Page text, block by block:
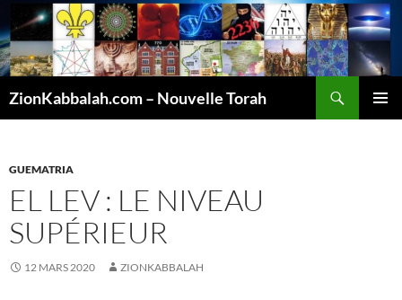
ZionKabbalah.com – Nouvelle Torah
GUEMATRIA
EL LEV : LE NIVEAU
SUPÉRIEUR
12 MARS 2020 ZIONKABBALAH